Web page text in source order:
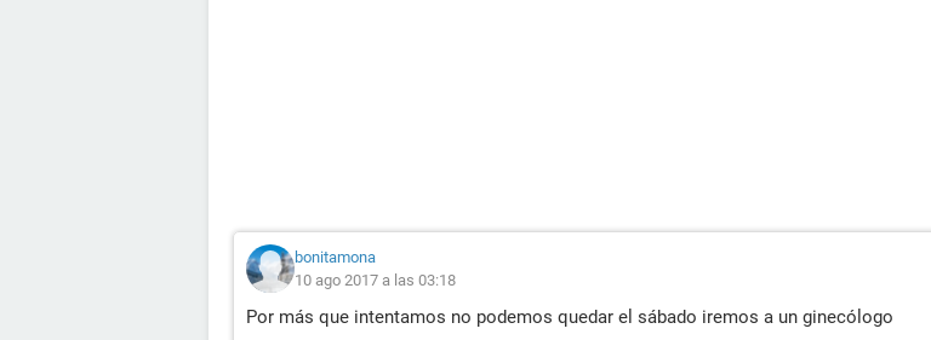
bonitamona
10 ago 2017 a las 03:18
Por más que intentamos no podemos quedar el sábado iremos a un ginecólogo